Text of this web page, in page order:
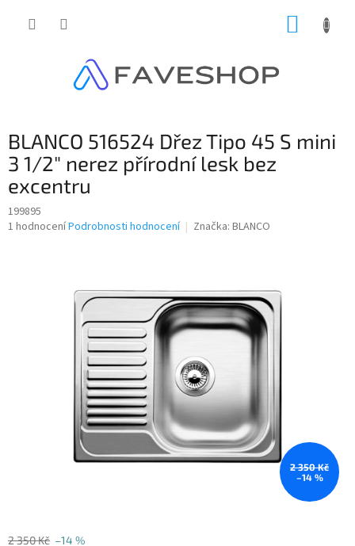
BLANCO 516524 Dřez Tipo 45 S mini
3 1/2" nerez přírodní lesk bez
excentru
199895
Průměrné
1 hodnoceníPodrobnosti hodnocení Značka: BLANCO
2 350 Kč
–14 %
2 350 Kč –14 %